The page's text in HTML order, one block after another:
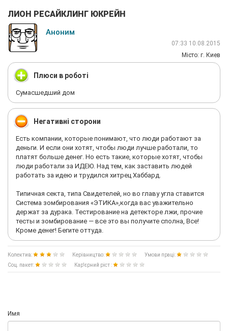
ЛИОН РЕСАЙКЛИНГ ЮКРЕЙН
Аноним
07:33 10.08.2015
Мiсто: г. Киев
Плюси в роботі
Сумасшедший дом
Негативні сторони
Есть компании, которые понимают, что люди работают за
деньги. И если они хотят, чтобы люди лучше работали, то
платят больше денег. Но есть такие, которые хотят, чтобы
люди работали за ИДЕЮ. Над тем, как заставить людей
работать за идею и трудился хитрец Хаббард.
Типичная секта, типа Свидетелей, но во главу угла ставится
Система зомбирования «ЭТИКА»,когда вас уважительно
держат за дурака. Тестирование на детекторе лжи, прочие
тесты и зомбирование — все это вы получите сполна, Все!
Кроме денег! Бегите оттуда.
Колектив: Керівництво:
Умови праці:
Соц. пакет:
Кар'єрний ріст :
Имя